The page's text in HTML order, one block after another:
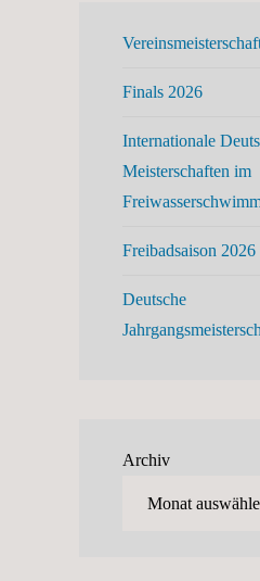
Finals 2026
Internationale
Meisterschaften im
Freibadsaison 2026
Deutsche
Archiv